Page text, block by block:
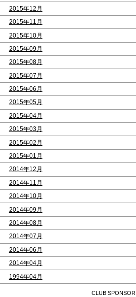
2015年12月
2015年11月
2015年10月
2015年09月
2015年08月
2015年07月
2015年06月
2015年05月
2015年04月
2015年03月
2015年02月
2015年01月
2014年12月
2014年11月
2014年10月
2014年09月
2014年08月
2014年07月
2014年06月
2014年04月
1994年04月
CLUB SPONSOR